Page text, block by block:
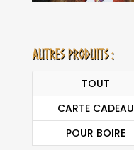
Autres produits :
TOUT
CARTE CADEAU
POUR BOIRE